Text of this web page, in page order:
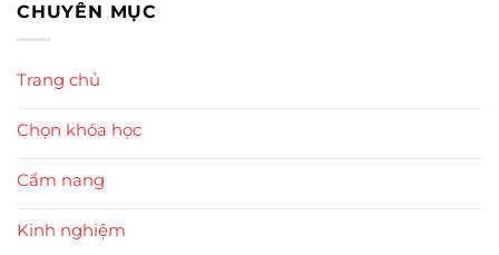
CHUYÊN MỤC
Trang chủ
Chọn khóa học
Cẩm nang
Kinh nghiệm